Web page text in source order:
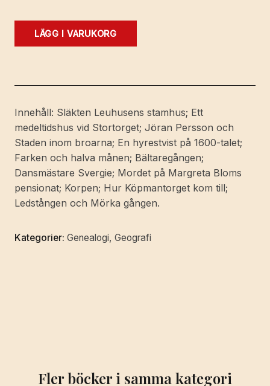
Gamla
släkter.
Vasatidens
och
stormaktstidens
Stockholm.
mängd
LÄGG I VARUKORG
Innehåll: Släkten Leuhusens stamhus; Ett
medeltidshus vid Stortorget; Jöran Persson och
Staden inom broarna; En hyrestvist på 1600-talet;
Farken och halva månen; Bältaregången;
Dansmästare Svergie; Mordet på Margreta Bloms
pensionat; Korpen; Hur Köpmantorget kom till;
Ledstången och Mörka gången.
Kategorier: Genealogi, Geografi
Fler böcker i samma kategori